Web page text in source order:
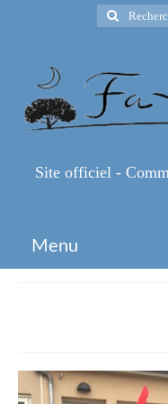
Rechercher
:
Site officiel -
Menu
Infos